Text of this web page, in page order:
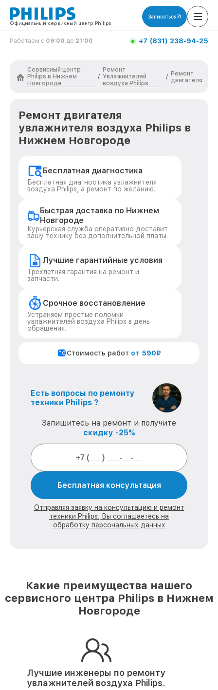
Официальный сервисный центр Philips
Записаться
Работаем с 09:00 до 21:00 +7 (831) 238-94-25
Сервисный центр
Philips в Нижнем
Новгороде
/
Ремонт
Увлажнителей
воздуха Philips
/ Ремонт
двигателя
Ремонт двигателя
увлажнителя воздуха Philips в
Нижнем Новгороде
Бесплатная диагностика
Бесплатная диагностика увлажнителя
воздуха Philips, а ремонт по желанию.
Быстрая доставка по Нижнем
Новгороде
Курьерская служба оперативно доставит
вашу технику без дополнительной платы.
Лучшие гарантийные условия
Трехлетняя гарантия на ремонт и
запчасти.
Срочное восстановление
Устраняем простые поломки
увлажнителей воздуха Philips в день
обращения.
Стоимость работ от 590₽
Есть вопросы по ремонту
техники Philips ?
Запишитесь на ремонт и получите
скидку -25%
Бесплатная консультация
Отправляя заявку на консультацию и ремонт
техники Philips, Вы соглашаетесь на
обработку персональных данных
Какие преимущества нашего
сервисного центра Philips в Нижнем
Новгороде
Лучшие инженеры по ремонту
увлажнителей воздуха Philips.